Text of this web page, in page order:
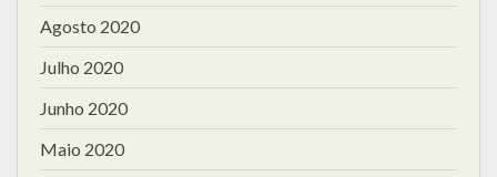
Agosto 2020
Julho 2020
Junho 2020
Maio 2020